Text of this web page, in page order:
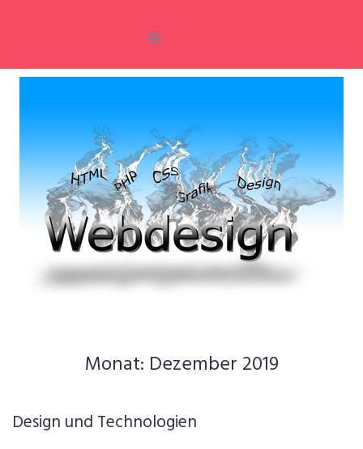
Home
Webdesign
Service
Projekte
Impressum
Monat: Dezember 2019
Design und Technologien